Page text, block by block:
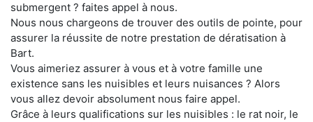
submergent ? faites appel à nous.
Nous nous chargeons de trouver des outils de pointe, pour
assurer la réussite de notre prestation de dératisation à
Bart.
Vous aimeriez assurer à vous et à votre famille une
existence sans les nuisibles et leurs nuisances ? Alors
vous allez devoir absolument nous faire appel.
Grâce à leurs qualifications sur les nuisibles : le rat noir, le